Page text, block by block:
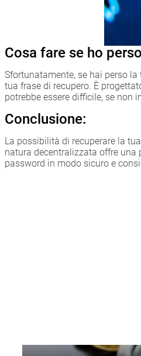
Cosa fare se ho
Sfortunatamente, se hai perso
tua frase di recupero. È
potrebbe essere difficile, se non
Conclusione:
La possibilità di recuperare la
natura decentralizzata offre una
password in modo sicuro e